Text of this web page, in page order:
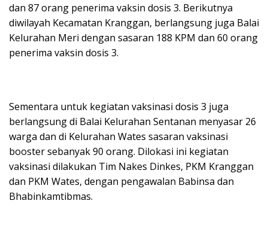
dan 87 orang penerima vaksin dosis 3. Berikutnya
diwilayah Kecamatan Kranggan, berlangsung juga Balai
Kelurahan Meri dengan sasaran 188 KPM dan 60 orang
penerima vaksin dosis 3.
Sementara untuk kegiatan vaksinasi dosis 3 juga
berlangsung di Balai Kelurahan Sentanan menyasar 26
warga dan di Kelurahan Wates sasaran vaksinasi
booster sebanyak 90 orang. Dilokasi ini kegiatan
vaksinasi dilakukan Tim Nakes Dinkes, PKM Kranggan
dan PKM Wates, dengan pengawalan Babinsa dan
Bhabinkamtibmas.